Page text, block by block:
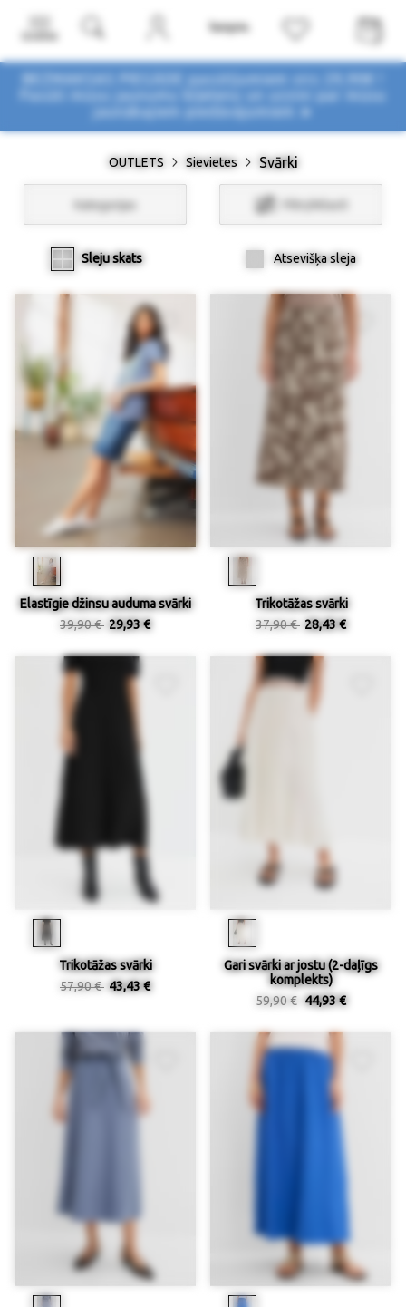
BEZMAKSAS PIEGĀDE pasūtījumiem virs 29,90€ !
Pasūti mūsu jaunumu biļetenu un uzzini par mūsu
OUTLETS Sievietes Svārki
Kategorijas Filtri/Atlasīt
Sleju skats Atsevišķa sleja
Elastīgie džinsu auduma svārki
39,90 € 29,93 €
Trikotāžas svārki
37,90 € 28,43 €
Trikotāžas svārki
57,90 € 43,43 €
Gari svārki ar jostu (2-daļīgs
komplekts)
59,90 € 44,93 €